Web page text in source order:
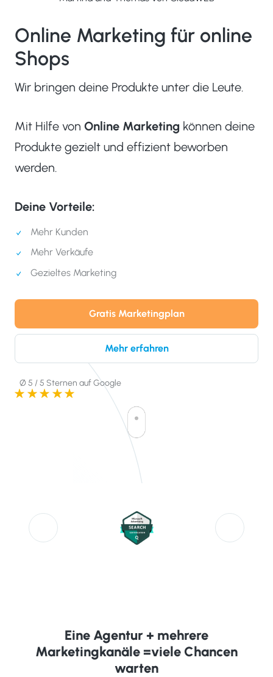
Online Marketing für online
Shops
Wir bringen deine Produkte unter die Leute.
Mit Hilfe vonOnline Marketing können deine
Produkte gezielt und effizient beworben
werden.
Deine Vorteile:
Mehr Kunden
Mehr Verkäufe
Gezieltes Marketing
Gratis Marketingplan
Mehr erfahren
Ø 5 / 5 Sternen auf Google
Eine Agentur + mehrere
Marketingkanäle =viele Chancen
warten